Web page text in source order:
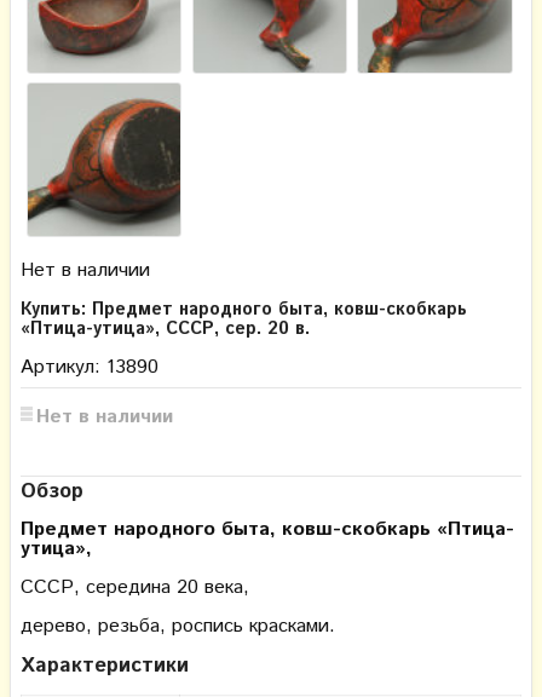
Нет в наличии
Купить: Предмет народного быта, ковш-скобкарь
«Птица-утица», СССР, сер. 20 в.
Артикул: 13890
Нет в наличии
Обзор
Предмет народного быта, ковш-скобкарь «Птица-
утица»,
СССР, середина 20 века,
дерево, резьба, роспись красками.
Характеристики